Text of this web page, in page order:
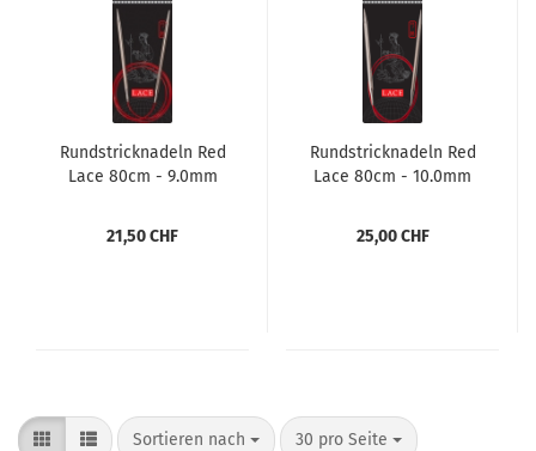
Rundstricknadeln Red
Lace 80cm - 9.0mm
21,50 CHF
Rundstricknadeln Red
Lace 80cm - 10.0mm
25,00 CHF
Sortieren nach
Sortieren nach 30 pro Seite
pro Seite